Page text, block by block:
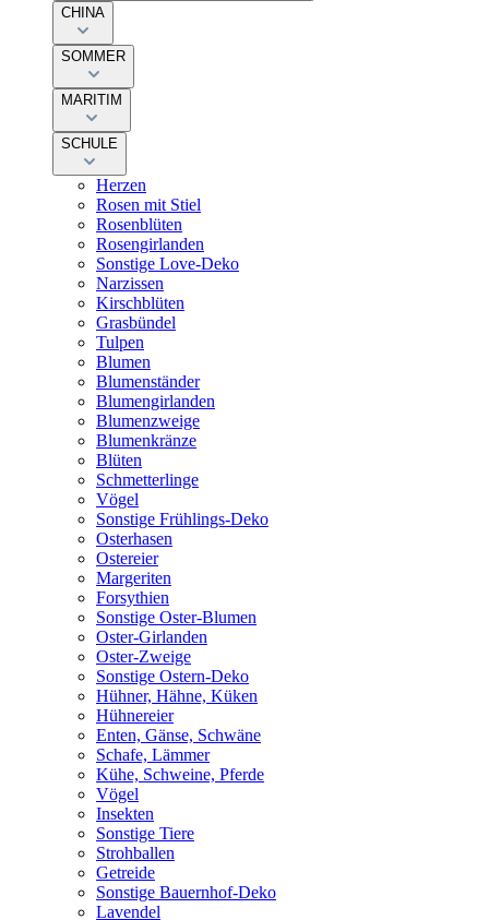
CHINA
SOMMER
MARITIM
SCHULE
Herzen
Rosen mit Stiel
Rosenblüten
Rosengirlanden
Sonstige Love-Deko
Narzissen
Kirschblüten
Grasbündel
Tulpen
Blumen
Blumenständer
Blumengirlanden
Blumenzweige
Blumenkränze
Blüten
Schmetterlinge
Vögel
Sonstige Frühlings-Deko
Osterhasen
Ostereier
Margeriten
Forsythien
Sonstige Oster-Blumen
Oster-Girlanden
Oster-Zweige
Sonstige Ostern-Deko
Hühner, Hähne, Küken
Hühnereier
Enten, Gänse, Schwäne
Schafe, Lämmer
Kühe, Schweine, Pferde
Vögel
Insekten
Sonstige Tiere
Strohballen
Getreide
Sonstige Bauernhof-Deko
Lavendel